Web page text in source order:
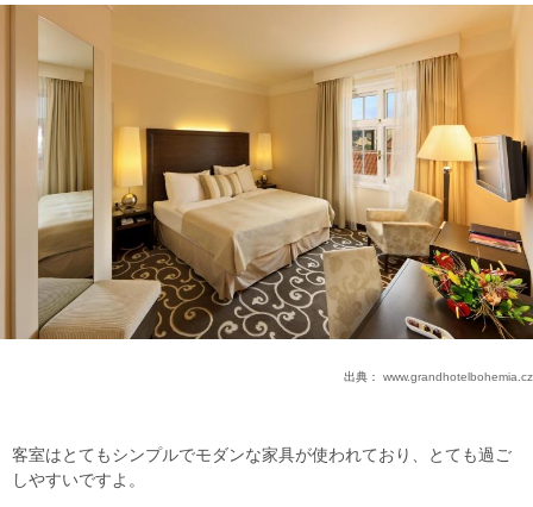
出典： www.grandhotelbohemia.cz
客室はとてもシンプルでモダンな家具が使われており、とても過ご
しやすいですよ。